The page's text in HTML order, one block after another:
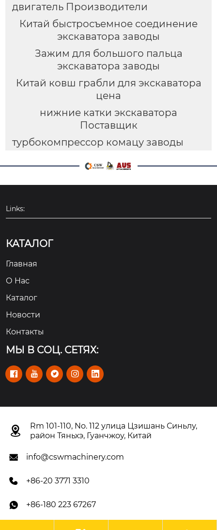
двигатель Производители
Китай быстросъемное соединение
экскаватора заводы
Зажим для большого пальца
экскаватора заводы
Китай ковш грабли для экскаватора
цена
нижние катки экскаватора
Поставщик
турбокомпрессор комацу заводы
Links:
КАТАЛОГ
Главная
О Hас
Каталог
Новости
Контакты
МЫ В СОЦ. СЕТЯХ:
    

Rm 101-110, No. 112 улица Цзишань Синьлу,
район Тяньхэ, Гуанчжоу, Китай
 info@cswmachinery.com
 +86-20 3771 3310
 +86-180 223 67267